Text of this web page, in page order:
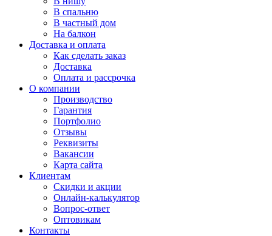
В спальню
В частный дом
На балкон
Доставка и оплата
Как сделать заказ
Доставка
Оплата и рассрочка
О компании
Производство
Гарантия
Портфолио
Отзывы
Реквизиты
Вакансии
Карта сайта
Клиентам
Скидки и акции
Онлайн-калькулятор
Вопрос-ответ
Оптовикам
Контакты